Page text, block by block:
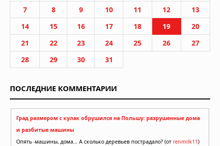
7
8 9 10 11 12
13
14
15 16 17 18 19
20
21
22 23 24 25 26
27
28
29 30 31
ПОСЛЕДНИЕ КОММЕНТАРИИ
Град размером с кулак обрушился на Польшу: разрушенные дома
и разбитые машины
Опять -машины, дома... А сколько деревьев пострадало? (от renmilk11)